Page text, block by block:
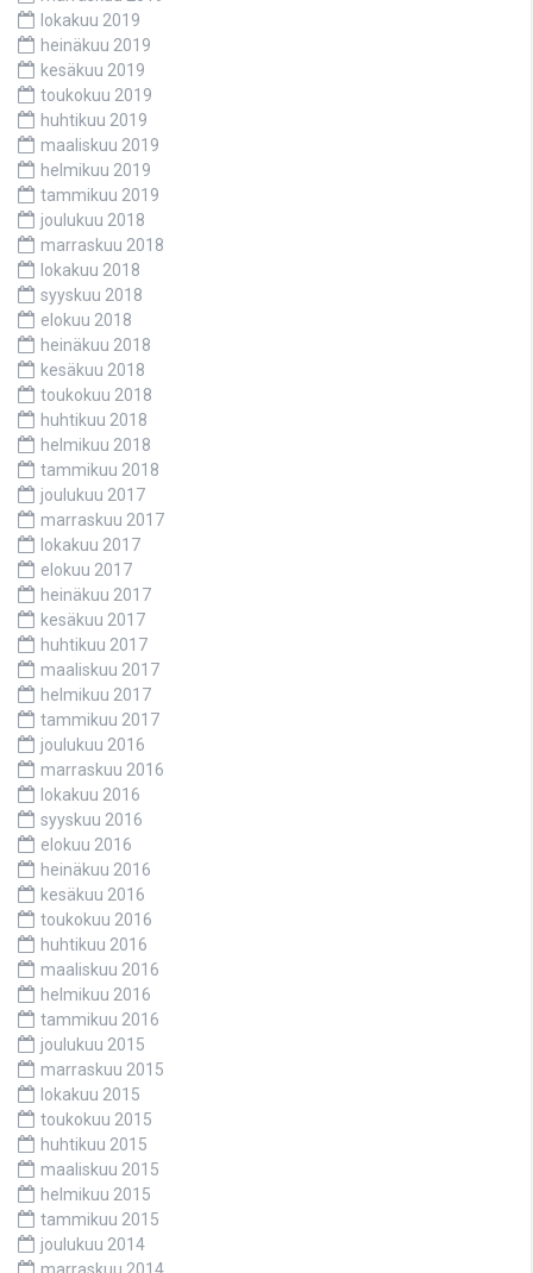
lokakuu 2019
heinäkuu 2019
kesäkuu 2019
toukokuu 2019
huhtikuu 2019
maaliskuu 2019
helmikuu 2019
tammikuu 2019
joulukuu 2018
marraskuu 2018
lokakuu 2018
syyskuu 2018
elokuu 2018
heinäkuu 2018
kesäkuu 2018
toukokuu 2018
huhtikuu 2018
helmikuu 2018
tammikuu 2018
joulukuu 2017
marraskuu 2017
lokakuu 2017
elokuu 2017
heinäkuu 2017
kesäkuu 2017
huhtikuu 2017
maaliskuu 2017
helmikuu 2017
tammikuu 2017
joulukuu 2016
marraskuu 2016
lokakuu 2016
syyskuu 2016
elokuu 2016
heinäkuu 2016
kesäkuu 2016
toukokuu 2016
huhtikuu 2016
maaliskuu 2016
helmikuu 2016
tammikuu 2016
joulukuu 2015
marraskuu 2015
lokakuu 2015
toukokuu 2015
huhtikuu 2015
maaliskuu 2015
helmikuu 2015
tammikuu 2015
joulukuu 2014